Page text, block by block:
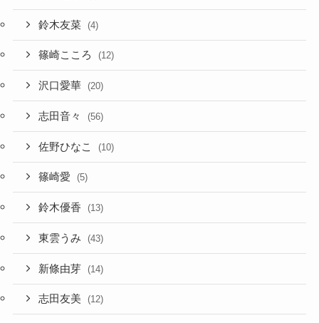
鈴木友菜 (4)
篠崎こころ (12)
沢口愛華 (20)
志田音々 (56)
佐野ひなこ (10)
篠崎愛 (5)
鈴木優香 (13)
東雲うみ (43)
新條由芽 (14)
志田友美 (12)